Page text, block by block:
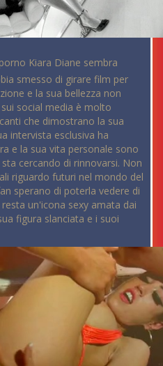
Kiara Diane sembra
smesso di girare film per
e la sua bellezza non
social media è molto
che dimostrano la sua
intervista esclusiva ha
e la sua vita personale sono
cercando di rinnovarsi. Non
riguardo futuri nel mondo del
sperano di poterla vedere di
un'icona sexy amata dai
figura slanciata e i suoi